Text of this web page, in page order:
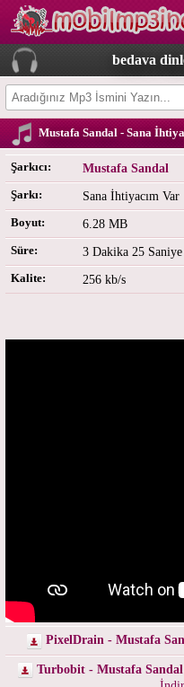
bedava
Mustafa Sandal - Sana
Şarkıcı: Mustafa Sandal
Şarkı: Sana İhtiyacım Var
Boyut: 6.28 MB
Süre: 3 Dakika 25 Saniye
Kalite: 256 kb/s
PixelDrain - Mustafa
Turbobit - Mustafa